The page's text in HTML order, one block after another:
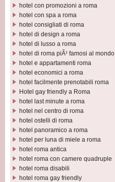
hotel con promozioni a roma
hotel con spa a roma
hotel consigliati di roma
hotel di design a roma
hotel di lusso a roma
hotel di roma piÃ¹ famosi al mondo
hotel e appartamenti roma
hotel economici a roma
hotel facilmente prenotabili roma
Hotel gay friendly a Roma
hotel last minute a roma
hotel nel centro di roma
hotel ostelli di roma
hotel panoramico a roma
hotel per luna di miele a roma
hotel roma antica
hotel roma con camere quadruple
hotel roma disabili
hotel roma gay friendly